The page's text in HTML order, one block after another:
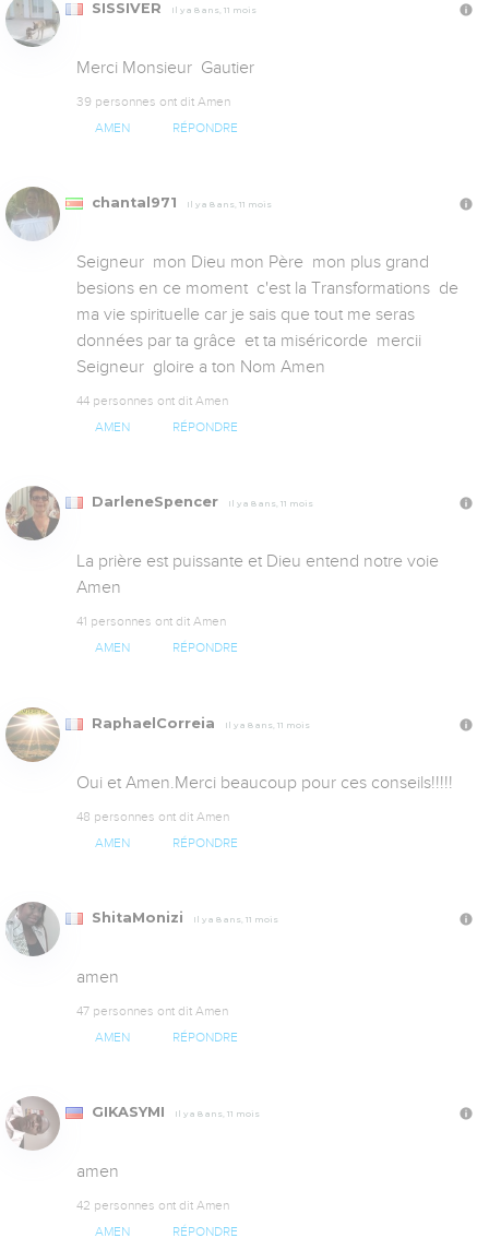
SISSIVER Il y a 8 ans, 11 mois
Merci Monsieur  Gautier
39 personnes ont dit Amen
AMEN RÉPONDRE
chantal971 Il y a 8 ans, 11 mois
Seigneur  mon Dieu mon Père  mon plus grand
besions en ce moment  c'est la Transformations  de
ma vie spirituelle car je sais que tout me seras
données par ta grâce  et ta miséricorde  mercii
Seigneur  gloire a ton Nom Amen
44 personnes ont dit Amen
AMEN RÉPONDRE
DarleneSpencer Il y a 8 ans, 11 mois
La prière est puissante et Dieu entend notre voie
Amen
41 personnes ont dit Amen
AMEN RÉPONDRE
RaphaelCorreia Il y a 8 ans, 11 mois
Oui et Amen.Merci beaucoup pour ces conseils!!!!!
48 personnes ont dit Amen
AMEN RÉPONDRE
ShitaMonizi Il y a 8 ans, 11 mois
amen
47 personnes ont dit Amen
AMEN RÉPONDRE
GIKASYMI Il y a 8 ans, 11 mois
amen
42 personnes ont dit Amen
AMEN RÉPONDRE